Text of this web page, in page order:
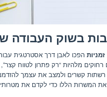
בשוק העבודה
הפכו לאבן דרך אסטרטגית
מלהיות “רק פתרון לטווח
רשתות קשרים ולמצב את עצמך